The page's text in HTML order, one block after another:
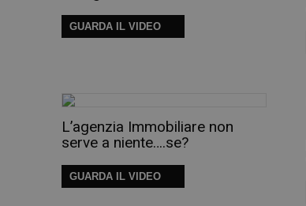
GUARDA IL VIDEO
L’agenzia Immobiliare non
serve a niente….se?
GUARDA IL VIDEO